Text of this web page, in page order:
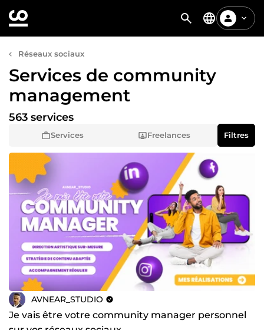
Réseaux sociaux
Services de community
management
Services Freelances
563 services
Filtres
AVNEAR_STUDIO
Je vais être votre community manager personnel